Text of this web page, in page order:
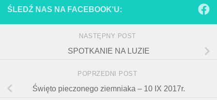
ŚLEDŹ NAS NA FACEBOOK'U:
NASTĘPNY POST
SPOTKANIE NA LUZIE
POPRZEDNI POST
Święto pieczonego ziemniaka – 10 IX 2017r.